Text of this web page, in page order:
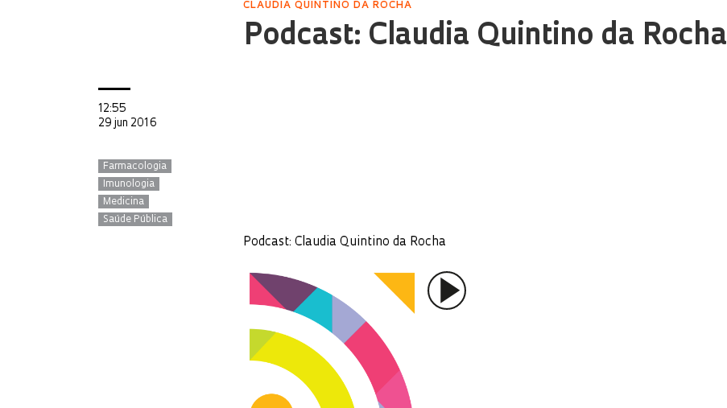
CLAUDIA QUINTINO DA ROCHA
Podcast: Claudia Quintino da Rocha
12:55
29 jun 2016
Farmacologia
Imunologia
Medicina
Saúde Pública
Podcast: Claudia Quintino da Rocha